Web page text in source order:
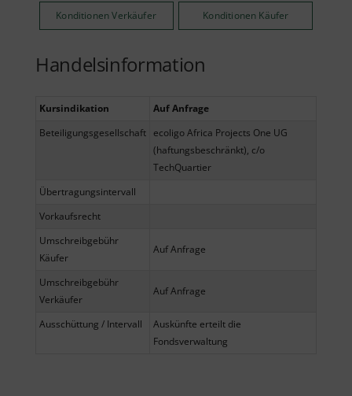
Konditionen Verkäufer Konditionen Käufer
Handelsinformation
Kursindikation
Auf Anfrage
Beteiligungsgesellschaft ecoligo Africa Projects One UG
(haftungsbeschränkt), c/o
TechQuartier
Übertragungsintervall
Vorkaufsrecht
Umschreibgebühr
Käufer
Auf Anfrage
Umschreibgebühr
Verkäufer
Auf Anfrage
Ausschüttung / Intervall
Auskünfte erteilt die
Fondsverwaltung